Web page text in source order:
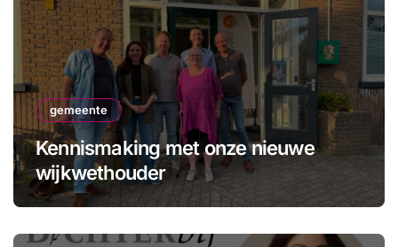
gemeente
Kennismaking met onze nieuwe
wijkwethouder